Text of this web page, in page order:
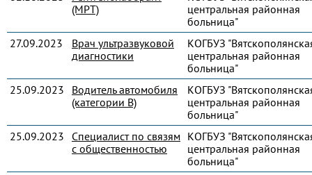
(МРТ)
центральная районная
больница"
27.09.2023
Врач ультразвуковой
диагностики
КОГБУЗ
центральная районная
больница"
25.09.2023
Водитель автомобиля
(категории В)
КОГБУЗ
центральная районная
больница"
25.09.2023
Специалист по связям
с общественностью
КОГБУЗ
центральная районная
больница"